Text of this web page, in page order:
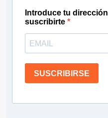
Introduce tu
suscribirte
SUSCRIBIRSE